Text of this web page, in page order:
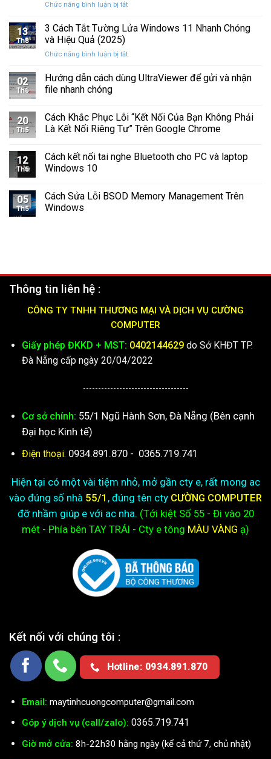
Cứng
Hỏng
Hình
Giác
Trên
C
Chức năng bình luận bị tắtở
Sửa
Âm
Khi
11
13
Th8
3 Cách Tắt Tường Lửa Windows 11 Nhanh Chóng
và Hiệu Quả (2025)
Chức năng bình luận bị tắtở
Cách
Tắt
Windows
11
và
02
Th6
Hướng dẫn cách dùng UltraViewer để gửi và nhận
file nhanh chóng
20
Th5
Cách Khắc Phục Lỗi “Kết Nối Của Bạn Không Phải
Là Kết Nối Riêng Tư” Trên Google Chrome
12
Th5
Cách kết nối tai nghe Bluetooth cho PC và laptop
Windows 10
05
Th5
Cách Sửa Lỗi BSOD Memory Management Trên
Windows
Thông tin liên hệ :
CÔNG TY TNHH THƯƠNG MẠI VÀ DỊCH VỤ CƯỜNG
COMPUTER
Giấy phép ĐKKD + MST: 0402144629do Sở KHĐT TP.
Đà Nẵng cấp ngày 20/04/2022
-----------------------------------
Cơ sở chính: 55/1 Ngũ Hành Sơn, Đà Nẵng (Bên cạnh
Đại học Kinh tế)
Điện thoại: 0934.891.870 - 0365.719.741
Hiện tại có một vài tiệm nhỏ, mở gần cty e, rất mong ac
vào đúng số nhà 55/1 , đúng tên cty CƯỜNG COMPUTER
đỡ nhầm giúp e với ac nha. (Tới kiệtSố 55 - Đi vào 20
mét - Phía bên TAY TRÁI - Cty e tông MÀU VÀNG ạ)
Kết nối với chúng tôi :
Hotline: 0934.891.870
Email: maytinhcuongcomputer@gmail.com
Góp ý dịch vụ (call/zalo): 0365.719.741
Giờ mở cửa: 8h-22h30 hằng ngày (kể cả thứ 7, chủ nhật)